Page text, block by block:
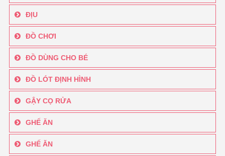
ĐỊU
ĐỒ CHƠI
ĐỒ DÙNG CHO BÉ
ĐỒ LÓT ĐỊNH HÌNH
GẬY CỌ RỬA
GHẾ ĂN
GHẾ ĂN